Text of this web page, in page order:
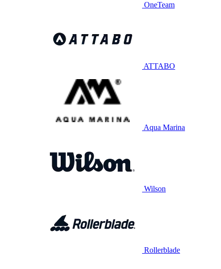
OneTeam
ATTABO
Aqua Marina
Wilson
Rollerblade